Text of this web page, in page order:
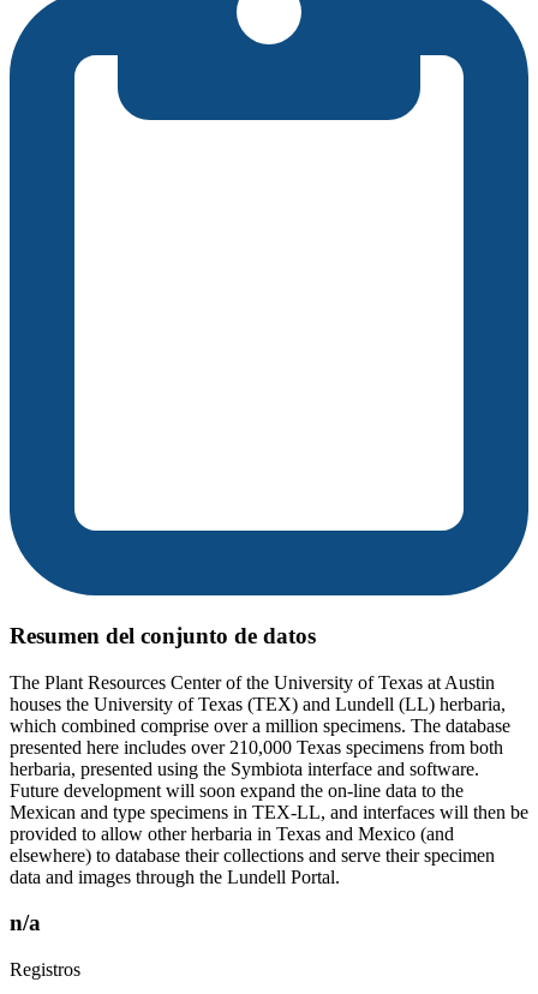
Resumen del conjunto de datos
The Plant Resources Center of the University of Texas at Austin
houses the University of Texas (TEX) and Lundell (LL) herbaria,
which combined comprise over a million specimens. The database
presented here includes over 210,000 Texas specimens from both
herbaria, presented using the Symbiota interface and software.
Future development will soon expand the on-line data to the
Mexican and type specimens in TEX-LL, and interfaces will then be
provided to allow other herbaria in Texas and Mexico (and
elsewhere) to database their collections and serve their specimen
data and images through the Lundell Portal.
n/a
Registros